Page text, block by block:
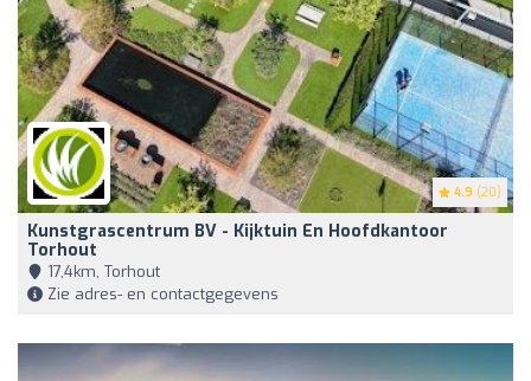
4.9 (20)
Kunstgrascentrum BV - Kijktuin En Hoofdkantoor
Torhout
17,4km, Torhout
Zie adres- en contactgegevens